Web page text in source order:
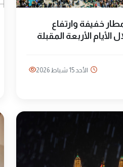
خفيفة وارتفاع
الأيام الأربعة المقبلة
الأحد 15 شباط 2026